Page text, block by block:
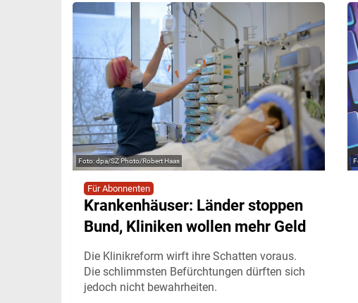
dpa/SZ Photo/Robert Haas
Für Abonnenten
Krankenhäuser: Länder stoppen
Bund, Kliniken wollen mehr Geld
Die Klinikreform wirft ihre Schatten voraus.
Die schlimmsten Befürchtungen dürften sich
jedoch nicht bewahrheiten.